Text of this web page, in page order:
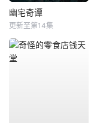
幽宅奇谭
更新至第14集